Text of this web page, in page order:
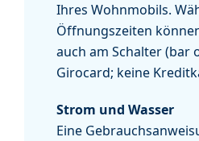
Ihres Wohnmobils.
Öffnungszeiten
auch am Schalter (bar
Girocard; keine
Strom und Wasser
Eine